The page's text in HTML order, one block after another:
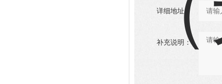
详细地址：
补充说明：